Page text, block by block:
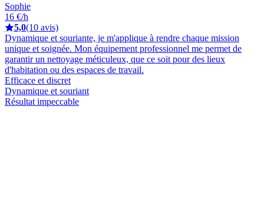
Sophie
16 €/h
5,0(10 avis)
Dynamique et souriante, je m'applique à rendre chaque mission
unique et soignée. Mon équipement professionnel me permet de
garantir un nettoyage méticuleux, que ce soit pour des lieux
d'habitation ou des espaces de travail.
Efficace et discret
Dynamique et souriant
Résultat impeccable